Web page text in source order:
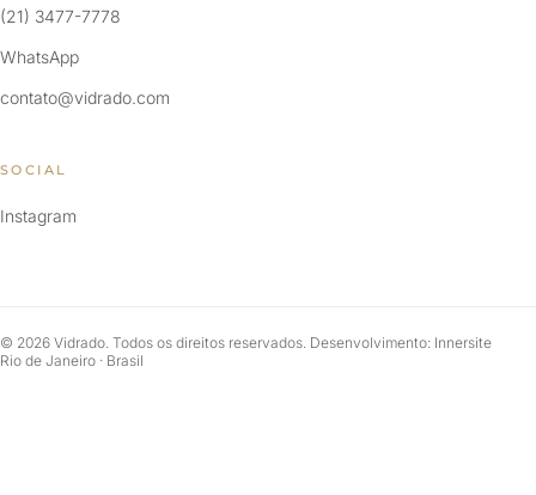
(21) 3477-7778
WhatsApp
contato@vidrado.com
SOCIAL
Instagram
© 2026 Vidrado. Todos os direitos reservados. Desenvolvimento: Innersite
Rio de Janeiro · Brasil